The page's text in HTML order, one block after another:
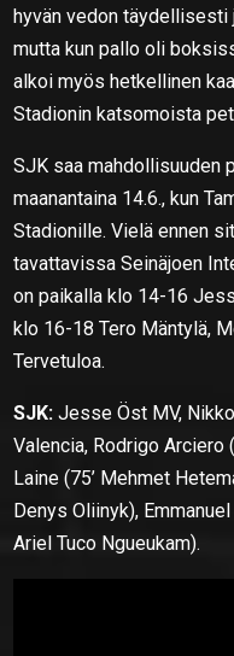
hyvän vedon täydellisesti
mutta kun pallo oli
alkoi myös hetkellinen
Stadionin katsomoista
SJK saa mahdollisuuden
maanantaina 14.6., kun
Stadionille. Vielä ennen
tavattavissa Seinäjoen
on paikalla klo 14-16
klo 16-18 Tero Mäntylä,
Tervetuloa.
SJK: Jesse Öst MV,
Valencia, Rodrigo Arciero
Laine (75’ Mehmet
Denys Oliinyk),
Ariel Tuco Ngueukam).